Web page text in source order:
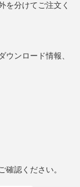
を分けてご注文く
ウンロード情報、
確認ください。